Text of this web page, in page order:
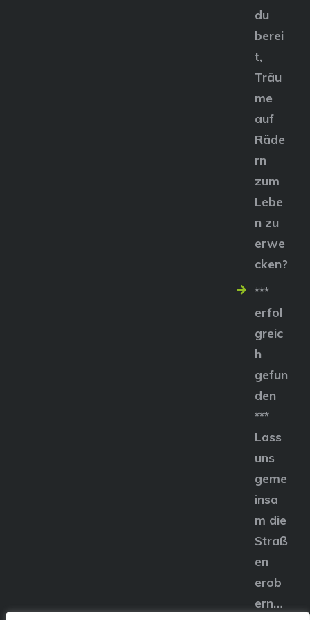
du
berei
t,
Träu
me
auf
Räde
rn
zum
Lebe
n zu
erwe
cken?
***
erfol
greic
h
gefun
den
***
Lass
uns
geme
insa
m die
Straß
en
erob
ern…